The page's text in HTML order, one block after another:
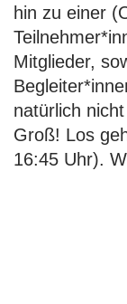
hin zu einer
Mitglieder,
natürlich
Groß! Los
16:45 Uhr).